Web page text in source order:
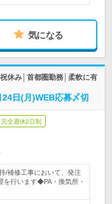
気になる
休み│首都圏勤務│柔軟に有
日(月)WEB応募〆切
完全週休2日制
/補修工事において、発注
を行います◆PA・換気所・